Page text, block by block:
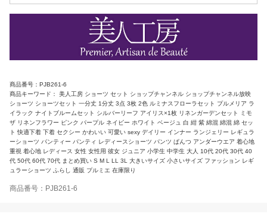
商品番号：PJB261-6
商品キーワード： 美人工房 ショーツ セット ショップチャンネル ショップチャンネル放映
ショーツ ショーツセット 一分丈 1分丈 3点 3枚 2色 ルミナスフローラセット プルメリア ラ
イラック ナイトブルームセット シルバーリーフ アイリス×1枚 リネンガーデンセット ミモ
ザ リネンフラワー ピンク パープル ネイビー ホワイト ベージュ 白 紺 紫 綿混 綿混 綿 セッ
ト 快適下着 下着 セクシー かわいい 可愛い sexy デイリー インナー ランジェリー レギュラ
ーショーツ パンティー パンティ レディースショーツ パンツ ぱんつ アンダーウエア 着心地
重視 着心地 レディース 女性 女性用 彼女 ジュニア 小学生 中学生 大人 10代 20代 30代 40
代 50代 60代 70代 まとめ買い S M L LL 3L 大きいサイズ 小さいサイズ ファッション レギ
ュラーショーツ ふらし 通販 プルミエ 在庫限り
商品番号：PJB261-6